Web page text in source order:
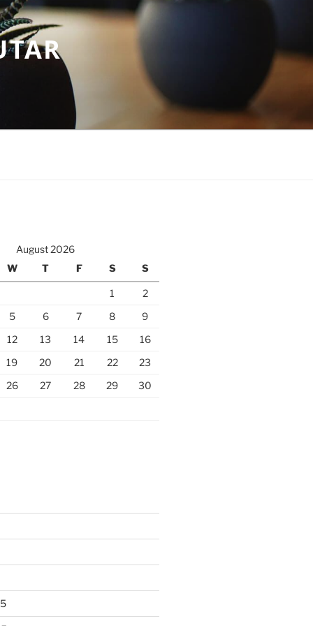
August 2026
W T F S S
1
2
5 6 7 8
9
12 13 14 15
16
19 20 21 22
23
26 27 28 29
30